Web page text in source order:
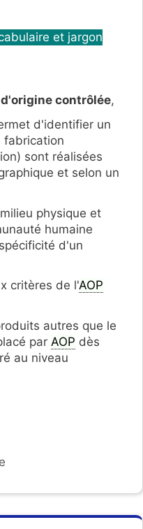
et jargon
contrôlée,
d'identifier un
fabrication
sont réalisées
et selon un
physique et
humaine
d'un
critères de l'AOP
autres que le
par AOP dès
au niveau